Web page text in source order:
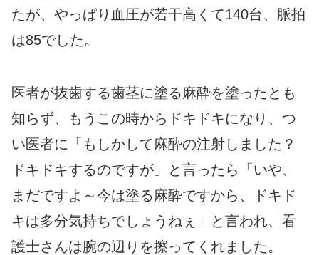
たが、やっぱり血圧が若干高くて140台、脈拍
は85でした。
医者が抜歯する歯茎に塗る麻酔を塗ったとも
知らず、もうこの時からドキドキになり、つ
い医者に「もしかして麻酔の注射しました？
ドキドキするのですが」と言ったら「いや、
まだですよ～今は塗る麻酔ですから、ドキド
キは多分気持ちでしょうねぇ」と言われ、看
護士さんは腕の辺りを擦ってくれました。